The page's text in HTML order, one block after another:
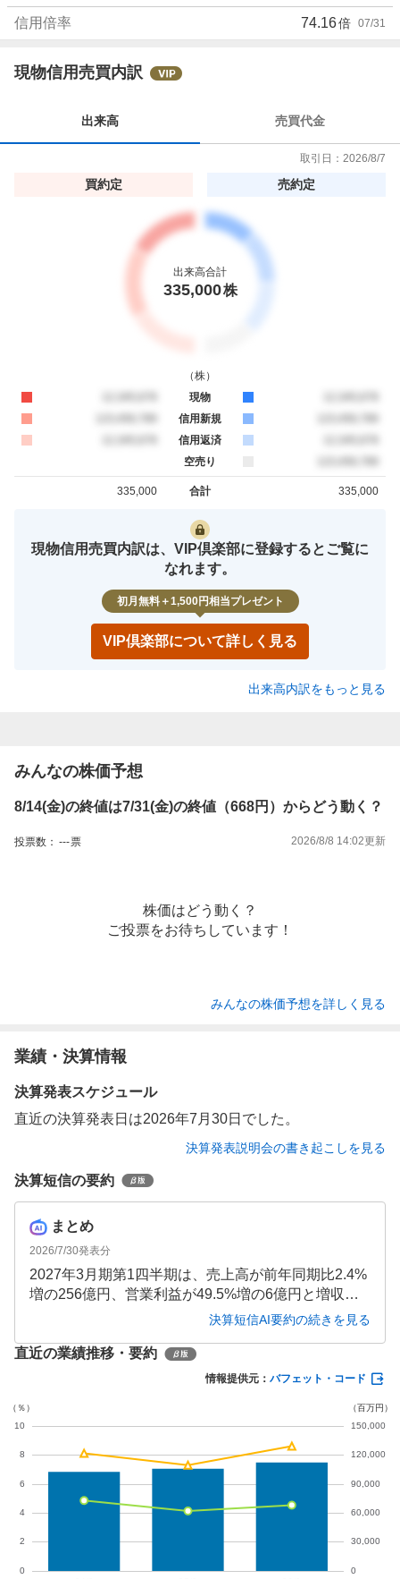
信用倍率 74.16倍 07/31
現物信用売買内訳
出来高 売買代金
取引日： 2026/8/7
買約定 売約定
出来高合計
335,000株
（株）
現物
信用新規
信用返済
空売り
合計
335,000 335,000
現物信用売買内訳は、VIP倶楽部に登録するとご覧に
なれます。
初月無料＋1,500円相当プレゼント
VIP倶楽部について詳しく見る
出来高内訳をもっと見る
みんなの株価予想
8/14(金)の終値は7/31(金)の終値（668円）からどう動く？
投票数： ---票 2026/8/8 14:02更新
株価はどう動く？
ご投票をお待ちしています！
みんなの株価予想を詳しく見る
業績・決算情報
決算発表スケジュール
直近の決算発表日は2026年7月30日でした。
決算発表説明会の書き起こしを見る
決算短信の要約
まとめ
2026/7/30発表分
2027年3月期第1四半期は、売上高が前年同期比2.4%
増の256億円、営業利益が49.5%増の6億円と増収増
益を達成しました。高付加価値製品の拡販や販売数
期比19.6%減の41億円と減益見通しが継続してお
り、原材料価格高騰への対応が引き続き焦点となっ
決算短信AI要約の続きを見る
直近の業績推移・要約
情報提供元： バフェット・コード